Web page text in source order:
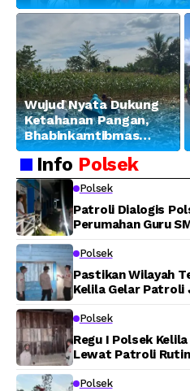
Wujud Nyata Dukung
Ketahanan Pangan,
Bhabinkamtibmas
Banjar Ausoy Turun
Langsung Bantu
Warga Panen Jagung
Info Polsek
Polsek
Patroli Dialogis
Perumahan Guru
Polsek
Pastikan Wilayah
Kelila Gelar Patroli
Polsek
Regu I Polsek
Lewat Patroli Rutin
Polsek